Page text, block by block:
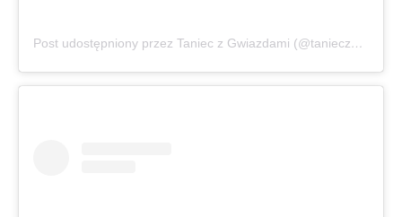
Post udostępniony przez Taniec z Gwiazdami (@tanieczgwiazdami)